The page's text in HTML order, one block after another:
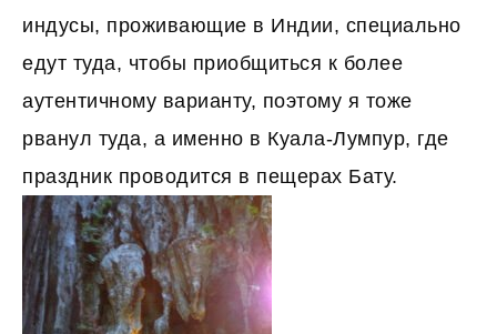
индусы, проживающие в Индии, специально
едут туда, чтобы приобщиться к более
аутентичному варианту, поэтому я тоже
рванул туда, а именно в Куала-Лумпур, где
праздник проводится в пещерах Бату.